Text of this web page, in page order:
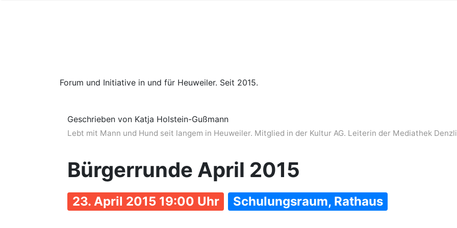
Forum und Initiative in und für Heuweiler. Seit 2015.
Geschrieben von Katja Holstein-Gußmann
Lebt mit Mann und Hund seit langem in Heuweiler. Mitglied in der Kultur AG. Leiterin der Mediathek
Bürgerrunde April 2015
23. April 2015 19:00 Uhr Schulungsraum, Rathaus